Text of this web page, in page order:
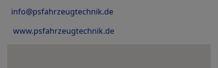
info@psfahrzeugtechnik.de
www.psfahrzeugtechnik.de